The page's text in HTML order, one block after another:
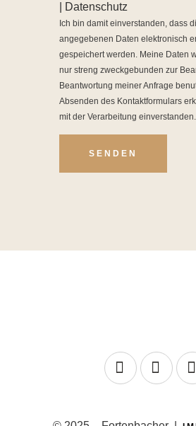
| Datenschutz
Ich bin damit einverstanden, dass
angegebenen Daten elektronisch
gespeichert werden. Meine Daten
nur streng zweckgebunden zur
Beantwortung meiner Anfrage
Absenden des Kontaktformulars
mit der Verarbeitung einverstanden.